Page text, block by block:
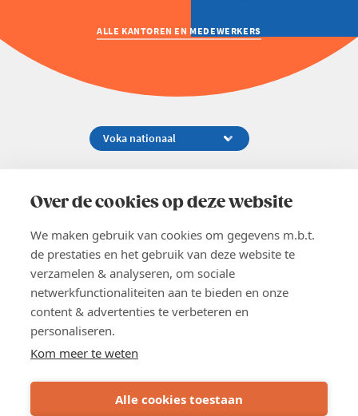
Over de cookies op deze website
We maken gebruik van cookies om gegevens m.b.t.
de prestaties en het gebruik van deze website te
verzamelen & analyseren, om sociale
netwerkfunctionaliteiten aan te bieden en onze
content & advertenties te verbeteren en
personaliseren.
Kom meer te weten
Alle cookies toestaan
ALLE KANTOREN EN MEDEWERKERS
02 229 81 11
EN
Word lid
Voka 2026